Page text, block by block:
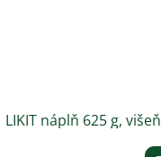
LIKIT náplň 625 g, višeň